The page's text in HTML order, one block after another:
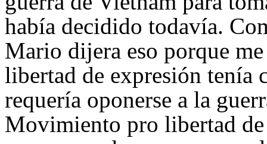
había decidido todavía.
Mario dijera eso porque
libertad de expresión tenía
requería oponerse a la
Movimiento pro libertad de